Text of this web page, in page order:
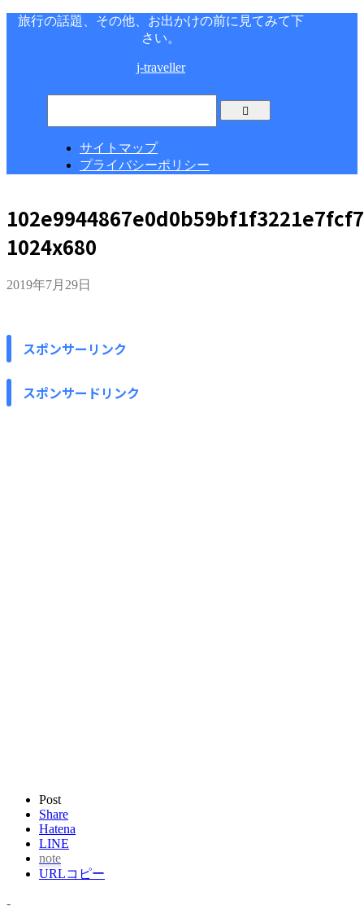
旅行の話題、その他、お出かけの前に見てみて下
さい。
j-traveller
サイトマップ
プライバシーポリシー
1024x680
2019年7月29日
スポンサーリンク
スポンサードリンク
Post
Share
Hatena
LINE
note
URLコピー
-